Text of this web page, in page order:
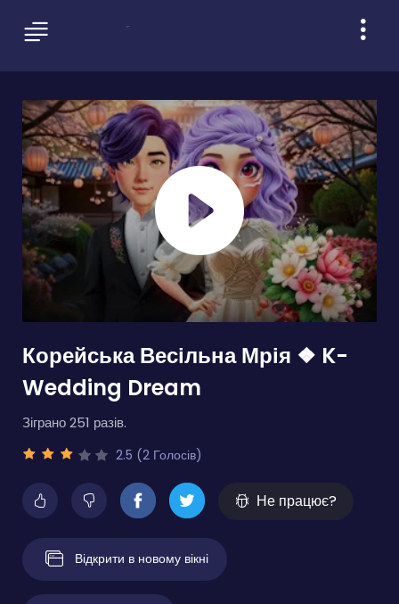
Корейська Весільна Мрія ❖ K-
Wedding Dream
Зіграно 251 разів.
2.5 (2 Голосів)
Не працює?
Відкрити в новому вікні